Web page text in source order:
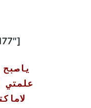
[the_ad id=”177″]
علمتي